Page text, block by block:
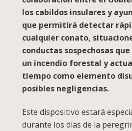
los cabildos insulares y
que permitirá detectar
cualquier conato,
conductas sospechosas
un incendio forestal y
tiempo como elemento
posibles negligencias.
Este dispositivo estará
durante los días de la